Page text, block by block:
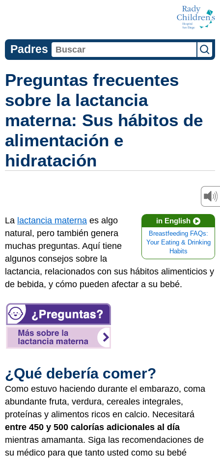
Padres
Preguntas frecuentes
sobre la lactancia
materna: Sus hábitos de
alimentación e
hidratación
in English
Breastfeeding FAQs:
Your Eating & Drinking
Habits
La lactancia materna es algo
natural, pero también genera
muchas preguntas. Aquí tiene
algunos consejos sobre la
lactancia, relacionados con sus hábitos alimenticios y
de bebida, y cómo pueden afectar a su bebé.
¿Qué debería comer?
Como estuvo haciendo durante el embarazo, coma
abundante fruta, verdura, cereales integrales,
proteínas y alimentos ricos en calcio. Necesitará
entre 450 y 500 calorías adicionales al día
mientras amamanta. Siga las recomendaciones de
su médico para que tanto usted como su bebé